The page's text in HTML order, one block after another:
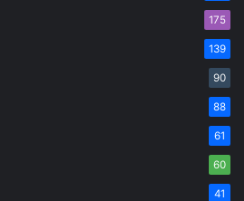
175
139
90
88
61
60
41